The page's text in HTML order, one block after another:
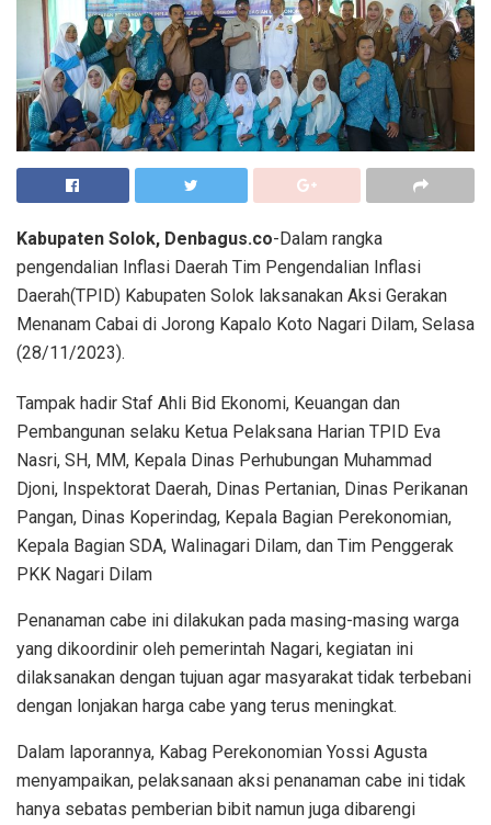
Kabupaten Solok, Denbagus.co-Dalam rangka
pengendalian Inflasi Daerah Tim Pengendalian Inflasi
Daerah(TPID) Kabupaten Solok laksanakan Aksi Gerakan
Menanam Cabai di Jorong Kapalo Koto Nagari Dilam, Selasa
(28/11/2023).
Tampak hadir Staf Ahli Bid Ekonomi, Keuangan dan
Pembangunan selaku Ketua Pelaksana Harian TPID Eva
Nasri, SH, MM, Kepala Dinas Perhubungan Muhammad
Djoni, Inspektorat Daerah, Dinas Pertanian, Dinas Perikanan
Pangan, Dinas Koperindag, Kepala Bagian Perekonomian,
Kepala Bagian SDA, Walinagari Dilam, dan Tim Penggerak
PKK Nagari Dilam
Penanaman cabe ini dilakukan pada masing-masing warga
yang dikoordinir oleh pemerintah Nagari, kegiatan ini
dilaksanakan dengan tujuan agar masyarakat tidak terbebani
dengan lonjakan harga cabe yang terus meningkat.
Dalam laporannya, Kabag Perekonomian Yossi Agusta
menyampaikan, pelaksanaan aksi penanaman cabe ini tidak
hanya sebatas pemberian bibit namun juga dibarengi